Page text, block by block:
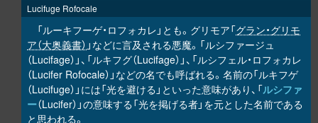
Lucifuge Rofocale
「ルーキフーゲ・ロフォカレ」とも。グリモア「グラン・グリモ
ア（大奥義書） 」などに言及される悪魔。「ルシファージュ
（Lucifage）」、「ルキフグ（Lucifage）」、「ルシフェル・ロフォカレ
（Lucifer Rofocale）」などの名でも呼ばれる。名前の「ルキフゲ
（Lucifuge）」には「光を避ける」といった意味があり、「ルシファ
ー（Lucifer）」の意味する「光を掲げる者」を元とした名前である
と思われる。